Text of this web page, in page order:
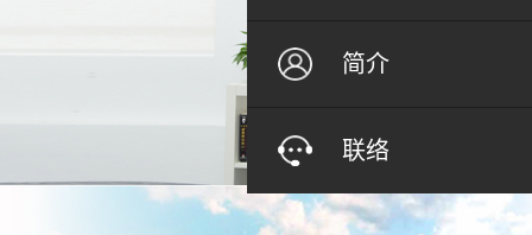
简介
联络